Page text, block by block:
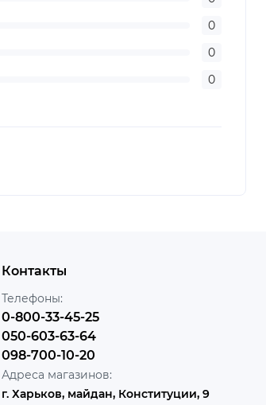
0
0
0
Контакты
Телефоны:
0-800-33-45-25
050-603-63-64
098-700-10-20
Адреса магазинов:
г. Харьков, майдан, Конституции, 9